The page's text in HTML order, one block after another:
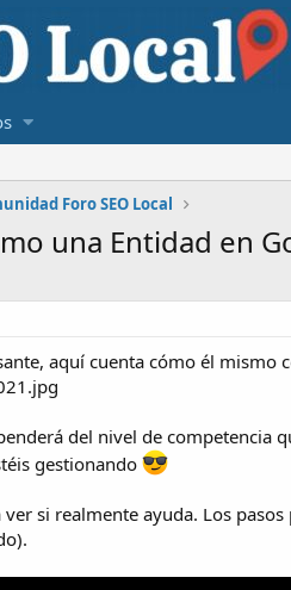
Foro SEO Local
una Entidad en
aquí cuenta cómo él mismo
del nivel de competencia
gestionando
ver si realmente ayuda. Los